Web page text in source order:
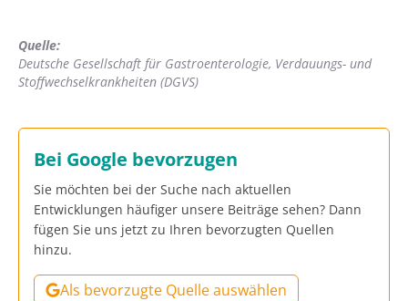
Quelle:
Deutsche Gesellschaft für Gastroenterologie, Verdauungs- und
Stoffwechselkrankheiten (DGVS)
Bei Google bevorzugen
Sie möchten bei der Suche nach aktuellen
Entwicklungen häufiger unsere Beiträge sehen? Dann
fügen Sie uns jetzt zu Ihren bevorzugten Quellen
hinzu.
Als bevorzugte Quelle auswählen